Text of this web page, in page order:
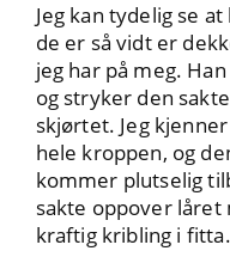
Jeg kan tydelig se
de er så vidt er
jeg har på meg.
og stryker den
skjørtet. Jeg
hele kroppen, og
kommer plutselig
sakte oppover låret
kraftig kribling i fitta.